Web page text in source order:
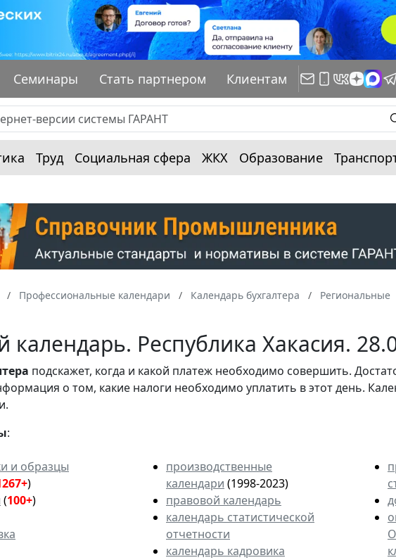
Семинары Стать партнером Клиентам
Труд Социальная сфера ЖКХ Образование
Профессиональные календари Календарь бухгалтера Региональные
календарь. Республика Хакасия.
подскажет, когда и какой платеж необходимо совершить.
о том, какие налоги необходимо уплатить в этот день.
:
и образцы
)
(100+)
производственные
календари (1998-2023)
правовой календарь
календарь статистической
отчетности
календарь кадровика